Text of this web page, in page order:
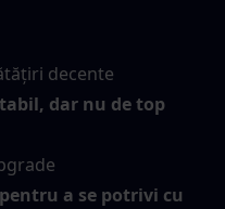
decente
dar nu de top
a se potrivi cu